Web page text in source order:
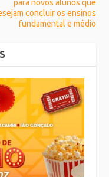
para novos alunos que
concluir os ensinos
fundamental e médio